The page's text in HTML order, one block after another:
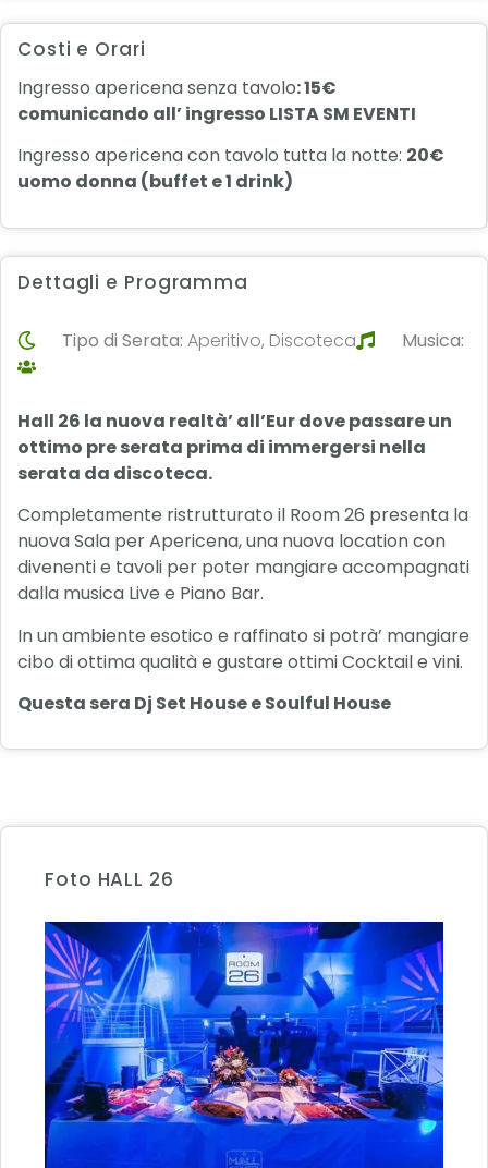
Costi e Orari
Ingresso apericena senza tavolo: 15€
comunicando all’ ingresso LISTA SM EVENTI
Ingresso apericena con tavolo tutta la notte: 20€
uomo donna (buffet e 1 drink)
Dettagli e Programma
Tipo di Serata:Aperitivo, Discoteca Musica:
Hall 26 la nuova realtà’ all’Eur dove passare un
ottimo pre serata prima di immergersi nella
serata da discoteca.
Completamente ristrutturato il Room 26 presenta la
nuova Sala per Apericena, una nuova location con
divenenti e tavoli per poter mangiare accompagnati
dalla musica Live e Piano Bar.
In un ambiente esotico e raffinato si potrà’ mangiare
cibo di ottima qualità e gustare ottimi Cocktail e vini.
Questa sera Dj Set House e Soulful House
Foto HALL 26